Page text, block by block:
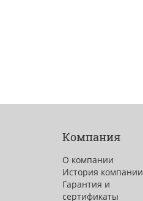
Компания
О компании
История компании
Гарантия и
сертификаты